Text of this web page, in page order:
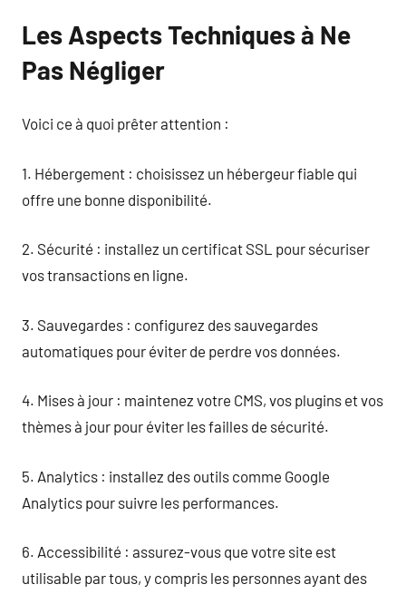
Les Aspects Techniques à Ne
Pas Négliger
Voici ce à quoi prêter attention :
1. Hébergement : choisissez un hébergeur fiable qui
offre une bonne disponibilité.
2. Sécurité : installez un certificat SSL pour sécuriser
vos transactions en ligne.
3. Sauvegardes : configurez des sauvegardes
automatiques pour éviter de perdre vos données.
4. Mises à jour : maintenez votre CMS, vos plugins et vos
thèmes à jour pour éviter les failles de sécurité.
5. Analytics : installez des outils comme Google
Analytics pour suivre les performances.
6. Accessibilité : assurez-vous que votre site est
utilisable par tous, y compris les personnes ayant des